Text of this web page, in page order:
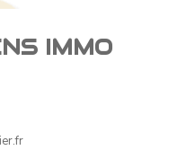
IMMO